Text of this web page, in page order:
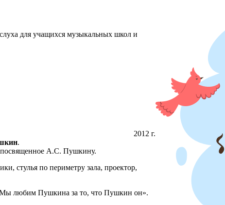
для учащихся музыкальных школ и
2012 г.
.
посвященное А.С. Пушкину.
стулья по периметру зала, проектор,
любим Пушкина за то, что Пушкин он».